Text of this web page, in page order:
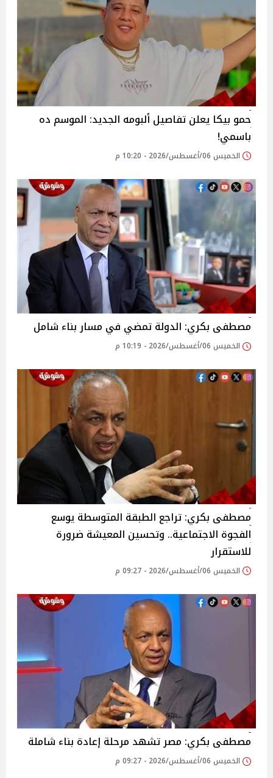
حمو بيكا يعلن تفاصيل ألبومه الجديد: الموسم ده
باسمي!
الخميس 06/أغسطس/2026 - 10:20 م
مصطفى بكري: الدولة تمضي في مسار بناء شامل
الخميس 06/أغسطس/2026 - 10:19 م
مصطفى بكري: تراجع الطبقة المتوسطة يوسع
الفجوة الاجتماعية.. وتحسين المعيشة ضرورة
للاستقرار
الخميس 06/أغسطس/2026 - 09:27 م
مصطفى بكري: مصر تشهد مرحلة إعادة بناء شاملة
الخميس 06/أغسطس/2026 - 09:27 م